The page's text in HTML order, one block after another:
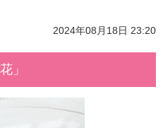
2024年08月18日 23:20
」